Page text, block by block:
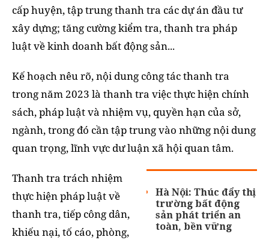
cấp huyện, tập trung thanh tra các dự án đầu tư
xây dựng; tăng cường kiểm tra, thanh tra pháp
luật về kinh doanh bất động sản...
Kế hoạch nêu rõ, nội dung công tác thanh tra
trong năm 2023 là thanh tra việc thực hiện chính
sách, pháp luật và nhiệm vụ, quyền hạn của sở,
ngành, trong đó cần tập trung vào những nội dung
quan trọng, lĩnh vực dư luận xã hội quan tâm.
Hà Nội: Thúc đẩy thị
trường bất động
sản phát triển an
toàn, bền vững
Thanh tra trách nhiệm
thực hiện pháp luật về
thanh tra, tiếp công dân,
khiếu nại, tố cáo, phòng,